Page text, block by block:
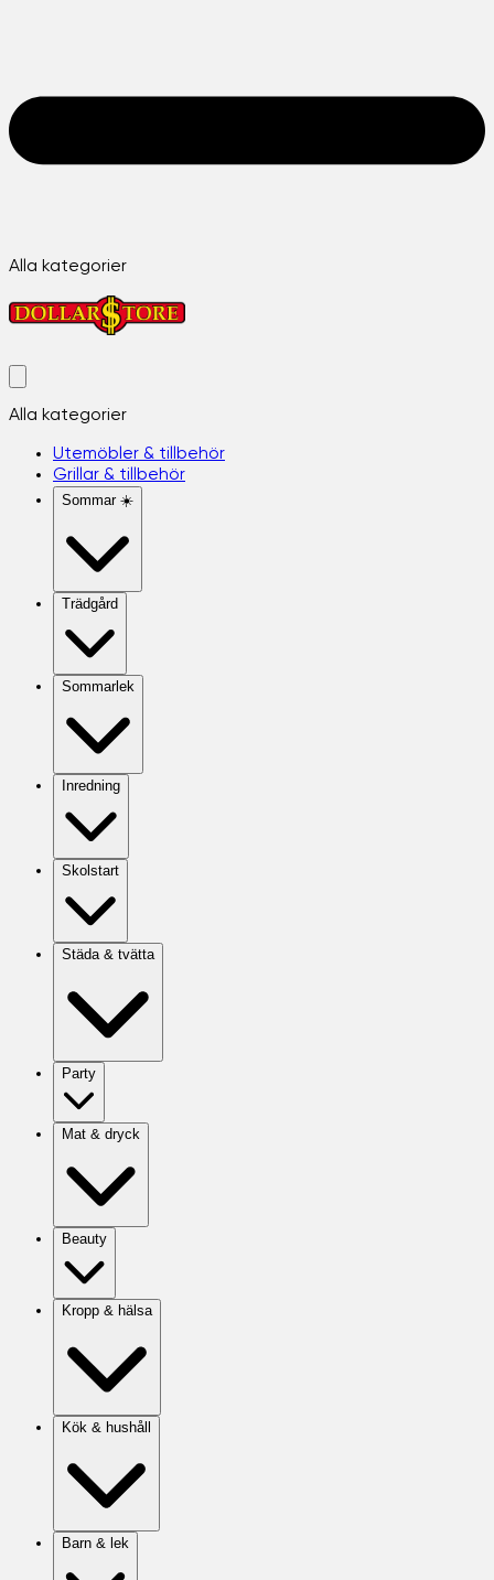
Alla kategorier
Alla kategorier
Utemöbler & tillbehör
Grillar & tillbehör
Sommar ☀️
Trädgård
Sommarlek
Inredning
Skolstart
Städa & tvätta
Party
Mat & dryck
Beauty
Kropp & hälsa
Kök & hushåll
Barn & lek